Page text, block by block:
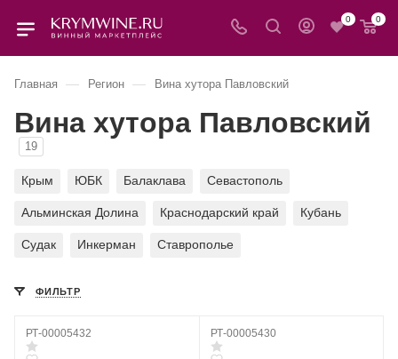
0 0
Главная — Регион — Вина хутора Павловский
Вина хутора Павловский
19
Крым ЮБК Балаклава Севастополь
Альминская Долина Краснодарский край Кубань
Судак Инкерман Ставрополье
ФИЛЬТР
РТ-00005432 РТ-00005430